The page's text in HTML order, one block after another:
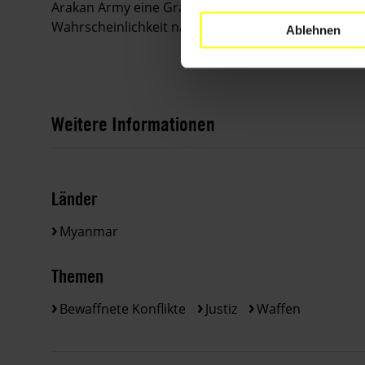
Ablehnen
Arakan Army eine Granate in Tha Mee Hla im
Wahrscheinlichkeit nach von Angehörigen des
Weitere Informationen
Länder
Myanmar
Themen
Bewaffnete Konflikte Justiz Waffen